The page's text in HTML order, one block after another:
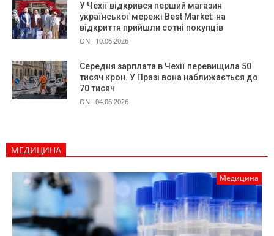
У Чехії відкрився перший магазин
української мережі Best Market: на
відкриття прийшли сотні покупців
ON: 10.06.2026
Середня зарплата в Чехії перевищила 50
тисяч крон. У Празі вона наближається до
70 тисяч
ON: 04.06.2026
МЕДИЦИНА
Медицина